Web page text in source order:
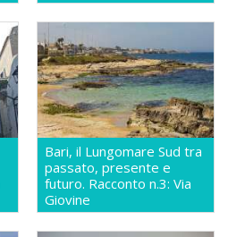
Bari, il Lungomare Sud tra
passato, presente e
futuro. Racconto n.3: Via
Giovine